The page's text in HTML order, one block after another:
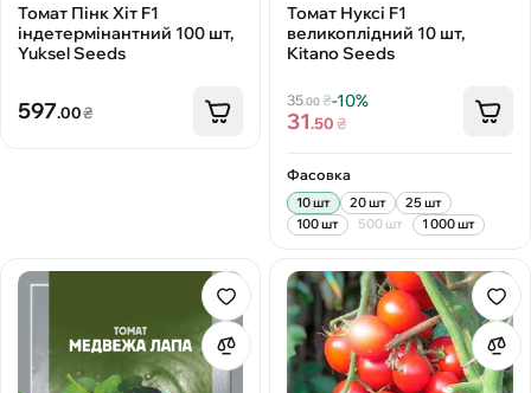
Томат Пінк Хіт F1
індетермінантний 100 шт,
Yuksel Seeds
597.00₴
Томат Нуксі F1
великоплідний 10 шт,
Kitano Seeds
35.00 ₴-10%
31.50₴
Фасовка
10 шт 20 шт
25 шт
100 шт
500 шт 1 000 шт